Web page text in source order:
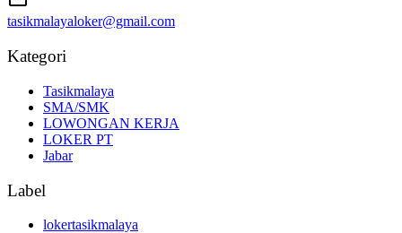
tasikmalayaloker@gmail.com
Kategori
Tasikmalaya
SMA/SMK
LOWONGAN KERJA
LOKER PT
Jabar
Label
lokertasikmalaya